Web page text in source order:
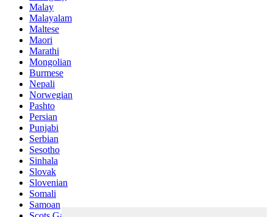
Malay
Malayalam
Maltese
Maori
Marathi
Mongolian
Burmese
Nepali
Norwegian
Pashto
Persian
Punjabi
Serbian
Sesotho
Sinhala
Slovak
Slovenian
Somali
Samoan